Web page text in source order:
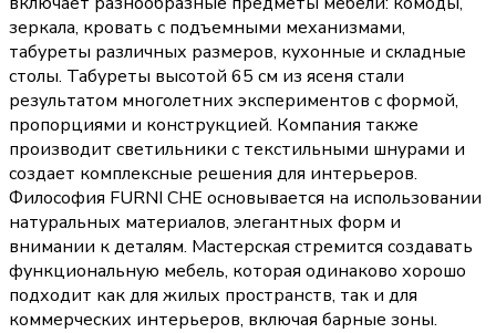
зеркала, кровать с подъемными механизмами,
табуреты различных размеров, кухонные и складные
столы. Табуреты высотой 65 см из ясеня стали
результатом многолетних экспериментов с формой,
пропорциями и конструкцией. Компания также
производит светильники с текстильными шнурами и
создает комплексные решения для интерьеров.
Философия FURNI CHE основывается на использовании
натуральных материалов, элегантных форм и
внимании к деталям. Мастерская стремится создавать
функциональную мебель, которая одинаково хорошо
подходит как для жилых пространств, так и для
коммерческих интерьеров, включая барные зоны.